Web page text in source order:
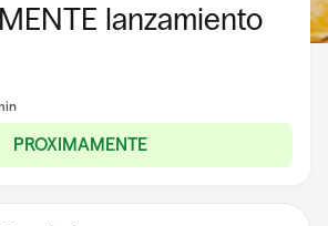
lanzamiento
PROXIMAMENTE